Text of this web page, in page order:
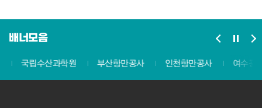
해양장관회의
인력개발장관회의
환경장관회의
배너모음
국립수산과학원
부산항만공사 인천항만공사 여수광양